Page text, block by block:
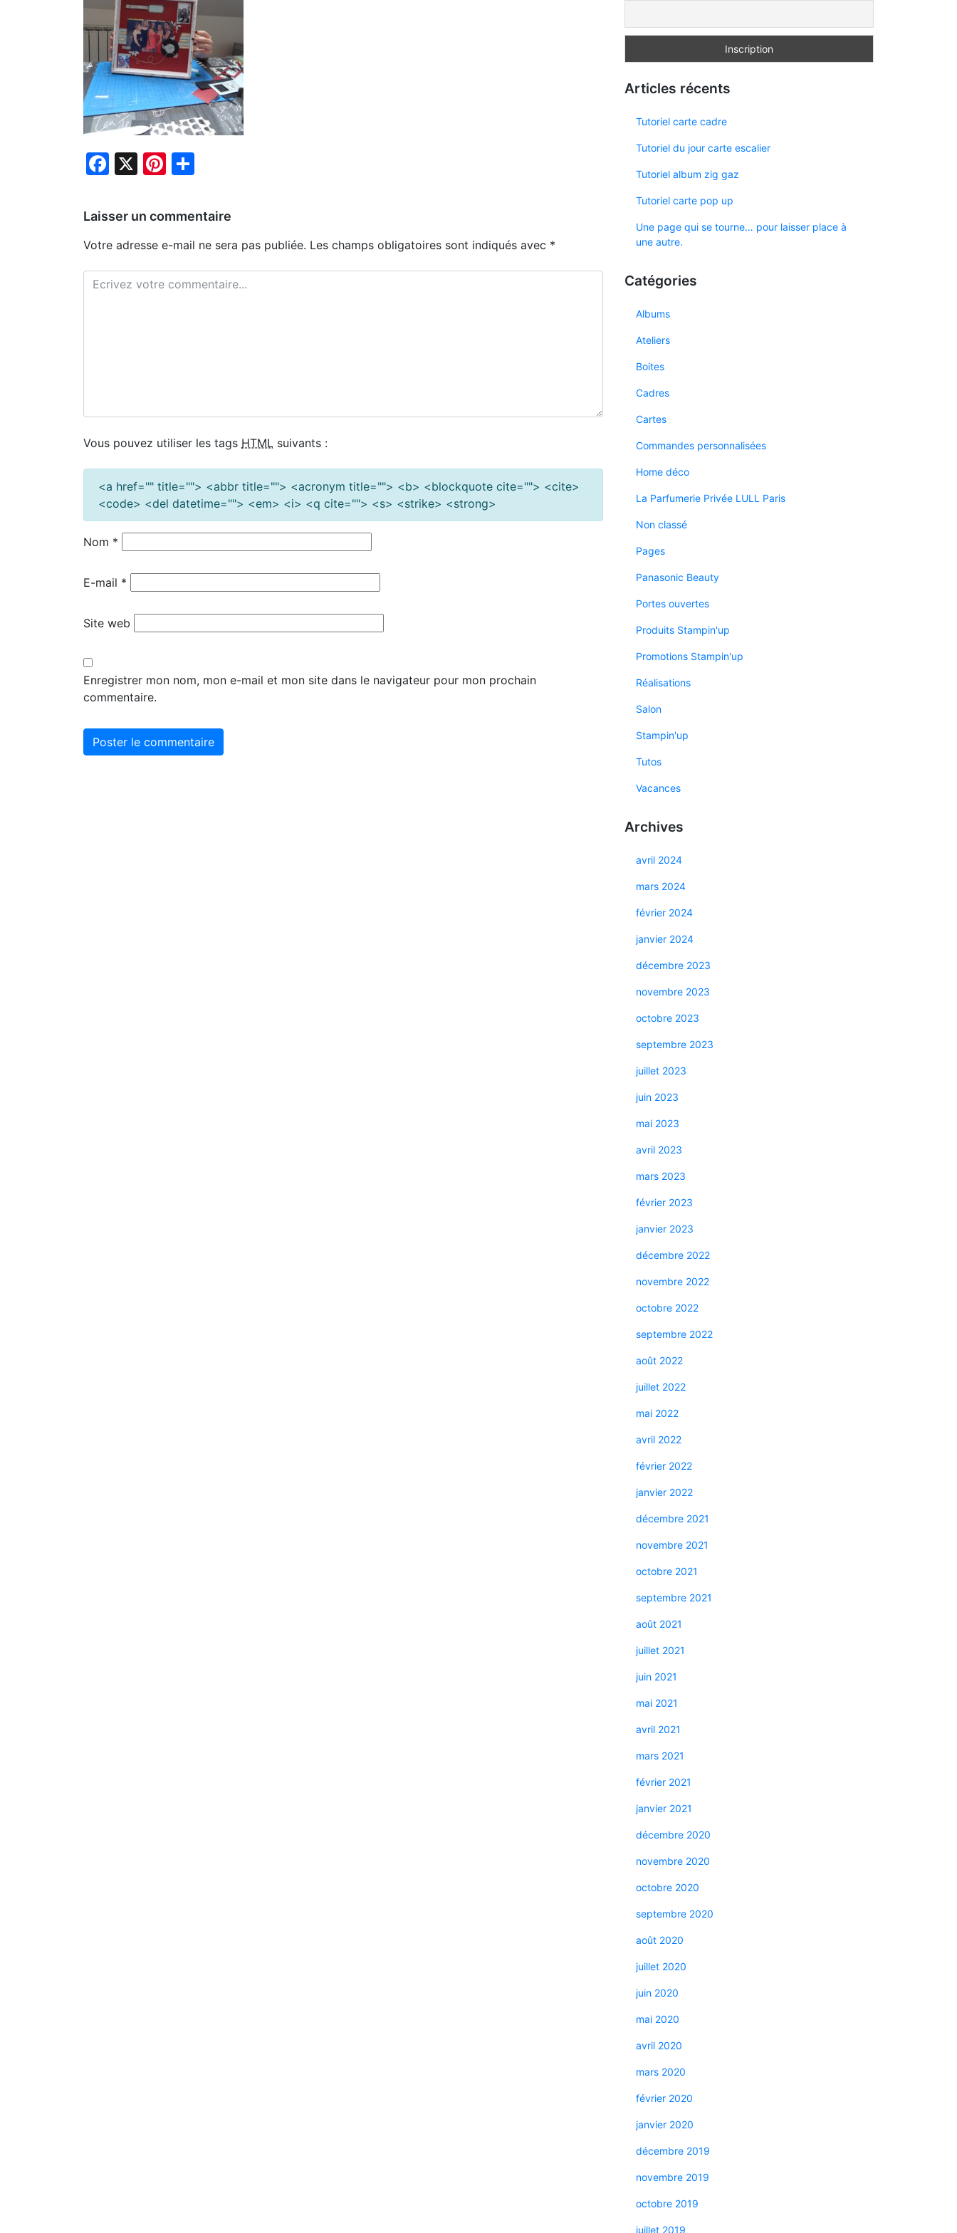
Facebook
X Pinterest
Laisser un commentaire
Votre adresse e-mail ne sera pas publiée. Les champs obligatoires sont indiqués avec *
Vous pouvez utiliser les tags HTML suivants :
<a href="" title=""> <abbr title=""> <acronym title=""> <b> <blockquote cite=""> <cite>
<code> <del datetime=""> <em> <i> <q cite=""> <s> <strike> <strong>
Nom *
E-mail *
Site web
Enregistrer mon nom, mon e-mail et mon site dans le navigateur pour mon prochain
commentaire.
Articles récents
Tutoriel carte cadre
Tutoriel du jour carte escalier
Tutoriel album zig gaz
Tutoriel carte pop up
Une page qui se tourne… pour laisser place à
une autre.
Catégories
Albums
Ateliers
Boites
Cadres
Cartes
Commandes personnalisées
Home déco
La Parfumerie Privée LULL Paris
Non classé
Pages
Panasonic Beauty
Portes ouvertes
Produits Stampin'up
Promotions Stampin'up
Réalisations
Salon
Stampin'up
Tutos
Vacances
Archives
avril 2024
mars 2024
février 2024
janvier 2024
décembre 2023
novembre 2023
octobre 2023
septembre 2023
juillet 2023
juin 2023
mai 2023
avril 2023
mars 2023
février 2023
janvier 2023
décembre 2022
novembre 2022
octobre 2022
septembre 2022
août 2022
juillet 2022
mai 2022
avril 2022
février 2022
janvier 2022
décembre 2021
novembre 2021
octobre 2021
septembre 2021
août 2021
juillet 2021
juin 2021
mai 2021
avril 2021
mars 2021
février 2021
janvier 2021
décembre 2020
novembre 2020
octobre 2020
septembre 2020
août 2020
juillet 2020
juin 2020
mai 2020
avril 2020
mars 2020
février 2020
janvier 2020
décembre 2019
novembre 2019
octobre 2019
juillet 2019